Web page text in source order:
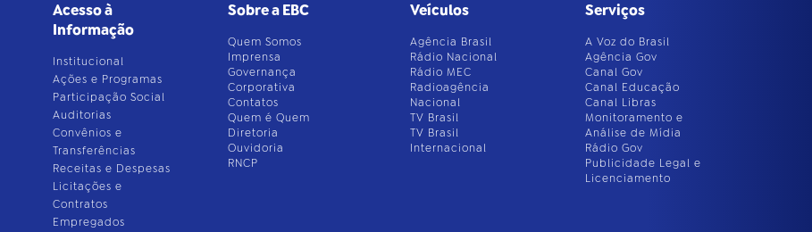
Acesso à
Informação
Institucional
Ações e Programas
Participação Social
Auditorias
Convênios e
Transferências
Receitas e Despesas
Licitações e
Contratos
Empregados
Sobre a EBC
Quem Somos
Imprensa
Governança
Corporativa
Contatos
Quem é Quem
Diretoria
Ouvidoria
RNCP
Veículos
Agência Brasil
Rádio Nacional
Rádio MEC
Radioagência
Nacional
TV Brasil
TV Brasil
Internacional
Serviços
A Voz do Brasil
Agência Gov
Canal Gov
Canal Educação
Canal Libras
Monitoramento e
Análise de Mídia
Rádio Gov
Publicidade Legal e
Licenciamento